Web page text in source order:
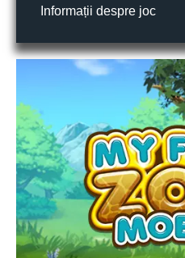
Informații despre joc